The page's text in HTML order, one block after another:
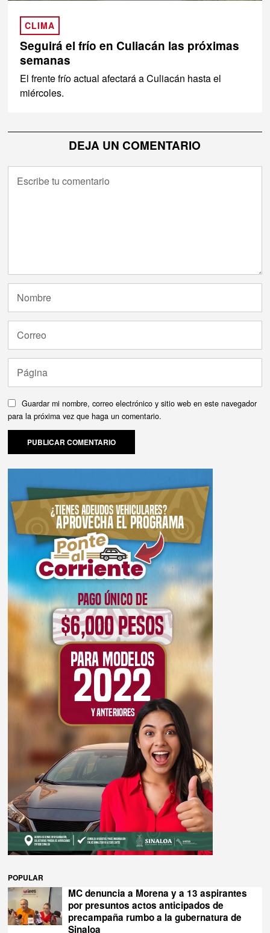
CLIMA
Seguirá el frío en Culiacán las próximas
semanas
El frente frío actual afectará a Culiacán hasta el
miércoles.
DEJA UN COMENTARIO
Guardar mi nombre, correo electrónico y sitio web en este navegador
para la próxima vez que haga un comentario.
POPULAR
MC denuncia a Morena y a 13 aspirantes
por presuntos actos anticipados de
precampaña rumbo a la gubernatura de
Sinaloa